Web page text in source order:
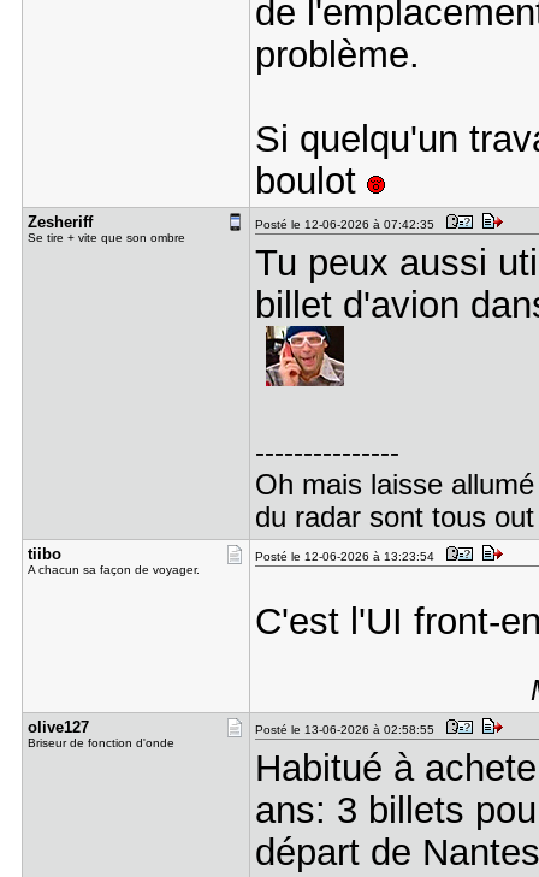
de
problème.
Si quelqu'un
boulot
Zesheriff
Se tire + vite que son ombre
Posté le 12-06-2026 à 07:42:35
Tu peux aussi
billet d'avion
---------------
Oh mais laisse
du radar sont tous out
tiibo
A chacun sa façon de voyager.
Posté le 12-06-2026 à 13:23:54
C'est l'UI front-
olive127
Briseur de fonction d'onde
Posté le 13-06-2026 à 02:58:55
Habitué à
ans: 3 billets
départ de